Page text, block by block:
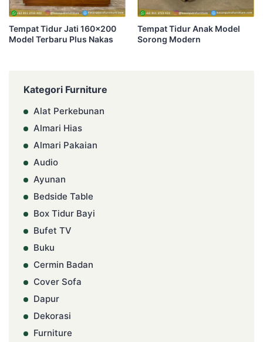
Tempat Tidur Jati 160×200
Model Terbaru Plus Nakas
Tempat Tidur Anak Model
Sorong Modern
Kategori Furniture
Alat Perkebunan
Almari Hias
Almari Pakaian
Audio
Ayunan
Bedside Table
Box Tidur Bayi
Bufet TV
Buku
Cermin Badan
Cover Sofa
Dapur
Dekorasi
Furniture